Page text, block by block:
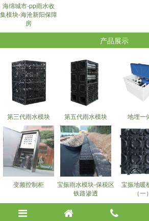
海绵城市-pp雨水收
集模块-海沧新阳保障
房
产品展示
第三代雨水模块 第五代雨水模块 地埋一
变频控制柜
宝振雨水模块-保税区
铁路渗透
宝振地暖
（一）